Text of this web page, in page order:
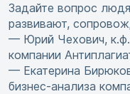
Задайте вопрос
развивают,
— Юрий Чехович,
компании
— Екатерина
бизнес-анализа